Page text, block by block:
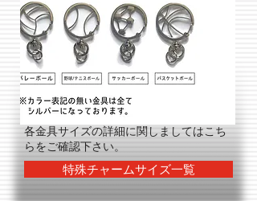
各​金具サイズの詳細に関しましてはこち
らをご確認下さい。
特殊チャームサイズ一覧